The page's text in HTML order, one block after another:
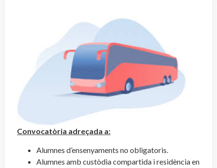
Convocatòria adreçada a:
Alumnes d’ensenyaments no obligatoris.
Alumnes amb custòdia compartida i residència en